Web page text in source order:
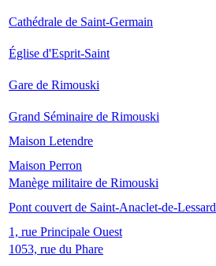
Cathédrale de Saint-Germain
Église d'Esprit-Saint
Gare de Rimouski
Grand Séminaire de Rimouski
Maison Letendre
Maison Perron
Manège militaire de Rimouski
Pont couvert de Saint-Anaclet-de-Lessard
1, rue Principale Ouest
1053, rue du Phare